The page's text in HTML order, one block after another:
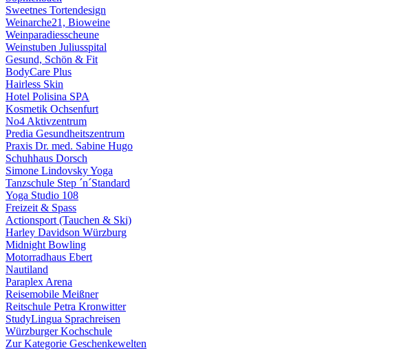
Sweetnes Tortendesign
Weinarche21, Bioweine
Weinparadiesscheune
Weinstuben Juliusspital
Gesund, Schön & Fit
BodyCare Plus
Hairless Skin
Hotel Polisina SPA
Kosmetik Ochsenfurt
No4 Aktivzentrum
Predia Gesundheitszentrum
Praxis Dr. med. Sabine Hugo
Schuhhaus Dorsch
Simone Lindovsky Yoga
Tanzschule Step ´n´Standard
Yoga Studio 108
Freizeit & Spass
Actionsport (Tauchen & Ski)
Harley Davidson Würzburg
Midnight Bowling
Motorradhaus Ebert
Nautiland
Paraplex Arena
Reisemobile Meißner
Reitschule Petra Kronwitter
StudyLingua Sprachreisen
Würzburger Kochschule
Zur Kategorie Geschenkewelten